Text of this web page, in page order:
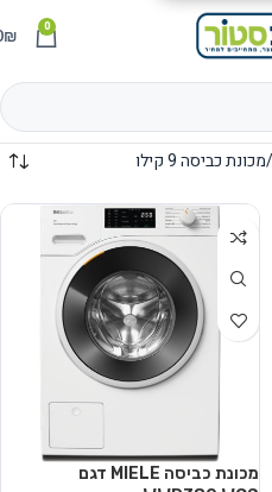
0
₪
מכונת כביסה 9 קילו
מכונת כביסה MIELE דגם